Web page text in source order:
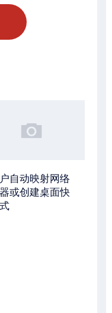
自动映射网络
或创建桌面快